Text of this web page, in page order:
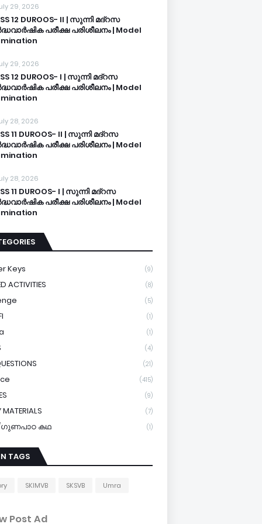
29, 2026
12 DUROOS- II | സുന്നി മദ്റസ
പരീക്ഷ പരിശീലനം | Model
29, 2026
12 DUROOS- I | സുന്നി മദ്റസ
പരീക്ഷ പരിശീലനം | Model
28, 2026
11 DUROOS- II | സുന്നി മദ്റസ
പരീക്ഷ പരിശീലനം | Model
28, 2026
11 DUROOS- I | സുന്നി മദ്റസ
പരീക്ഷ പരിശീലനം | Model
Keys (9)
ACTIVITIES (8)
(5)
(1)
(1)
(4)
(21)
(415)
(9)
MATERIALS (7)
ഗുണപാഠ കഥ (1)
TAGS
SKIMVB SKSVB Umra
Post Ad